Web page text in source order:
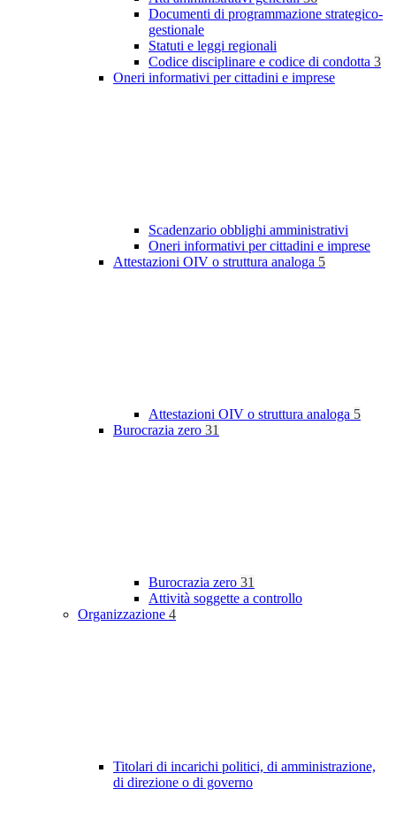
Documenti di programmazione strategico-
gestionale
Statuti e leggi regionali
Codice disciplinare e codice di condotta 3
Oneri informativi per cittadini e imprese
Scadenzario obblighi amministrativi
Oneri informativi per cittadini e imprese
Attestazioni OIV o struttura analoga 5
Attestazioni OIV o struttura analoga 5
Burocrazia zero 31
Burocrazia zero 31
Attività soggette a controllo
Organizzazione 4
Titolari di incarichi politici, di amministrazione,
di direzione o di governo